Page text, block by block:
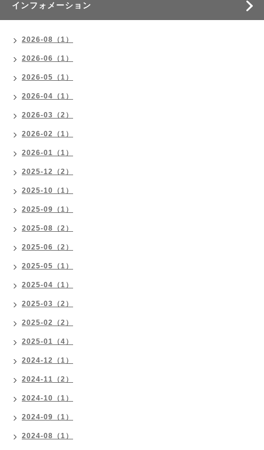
インフォメーション
2026-08（1）
2026-06（1）
2026-05（1）
2026-04（1）
2026-03（2）
2026-02（1）
2026-01（1）
2025-12（2）
2025-10（1）
2025-09（1）
2025-08（2）
2025-06（2）
2025-05（1）
2025-04（1）
2025-03（2）
2025-02（2）
2025-01（4）
2024-12（1）
2024-11（2）
2024-10（1）
2024-09（1）
2024-08（1）